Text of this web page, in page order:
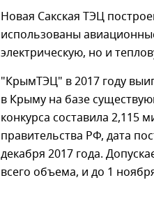
Новая Сакская ТЭЦ
использованы
электрическую, но и
"КрымТЭЦ" в 2017 году
в Крыму на базе
конкурса составила 2,115
правительства РФ, дата
декабря 2017 года.
всего объема, и до 1